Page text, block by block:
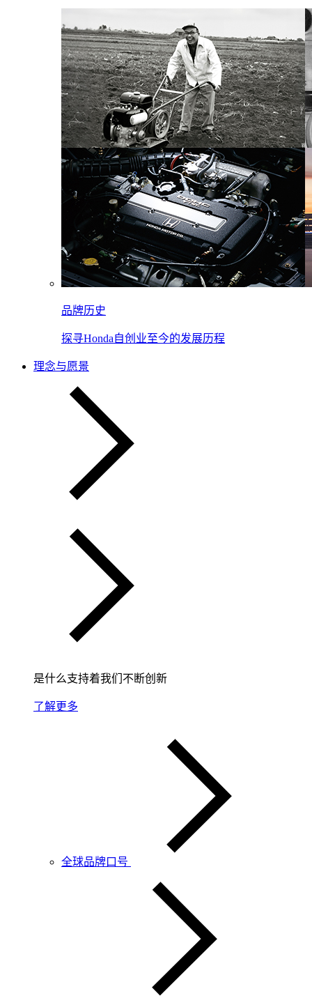
品牌历史
探寻Honda自创业至今的发展历程
理念与愿景
是什么支持着我们不断创新
了解更多
全球品牌口号